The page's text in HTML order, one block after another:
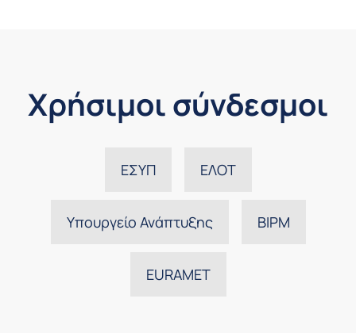
Χρήσιμοι σύνδεσμοι
ΕΣΥΠ ΕΛΟΤ
Υπουργείο Ανάπτυξης BIPM
EURAMET